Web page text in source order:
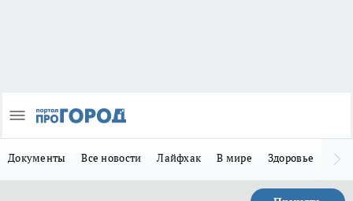
Документы Все новости Лайфхак В мире Здоровье